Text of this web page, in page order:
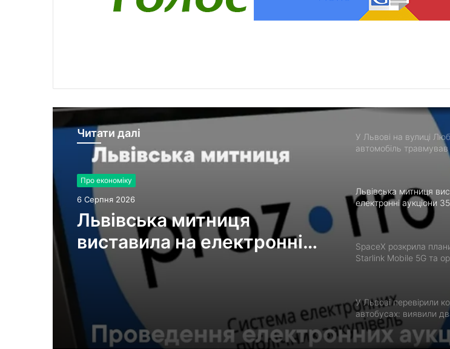
Читати далі
Про економіку
6 Серпня 2026
Львівська митниця
виставила на електронні
аукціони 35 лотів
конфіскованого майна
У Львові на вулиці
автомобіль
Львівська митниця
електронні аукціони 35
конфіскованого майна
SpaceX розкрила
Starlink Mobile 5G та
У Львові перевірили
автобусах: виявили